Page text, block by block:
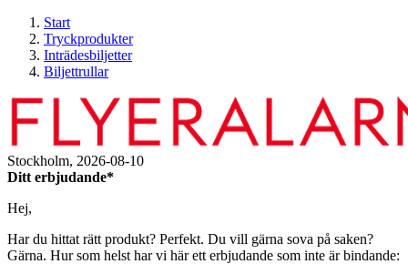
Start
Tryckprodukter
Inträdesbiljetter
Biljettrullar
Stockholm, 2026-08-10
Ditt erbjudande*
Hej,
Har du hittat rätt produkt? Perfekt. Du vill gärna sova på saken?
Gärna. Hur som helst har vi här ett erbjudande som inte är bindande: